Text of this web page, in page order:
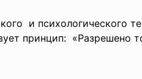
и психологического
принцип: «Разрешено